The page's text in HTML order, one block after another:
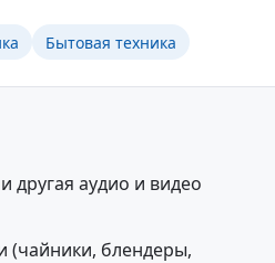
Бытовая техника
другая аудио и видео
(чайники, блендеры,